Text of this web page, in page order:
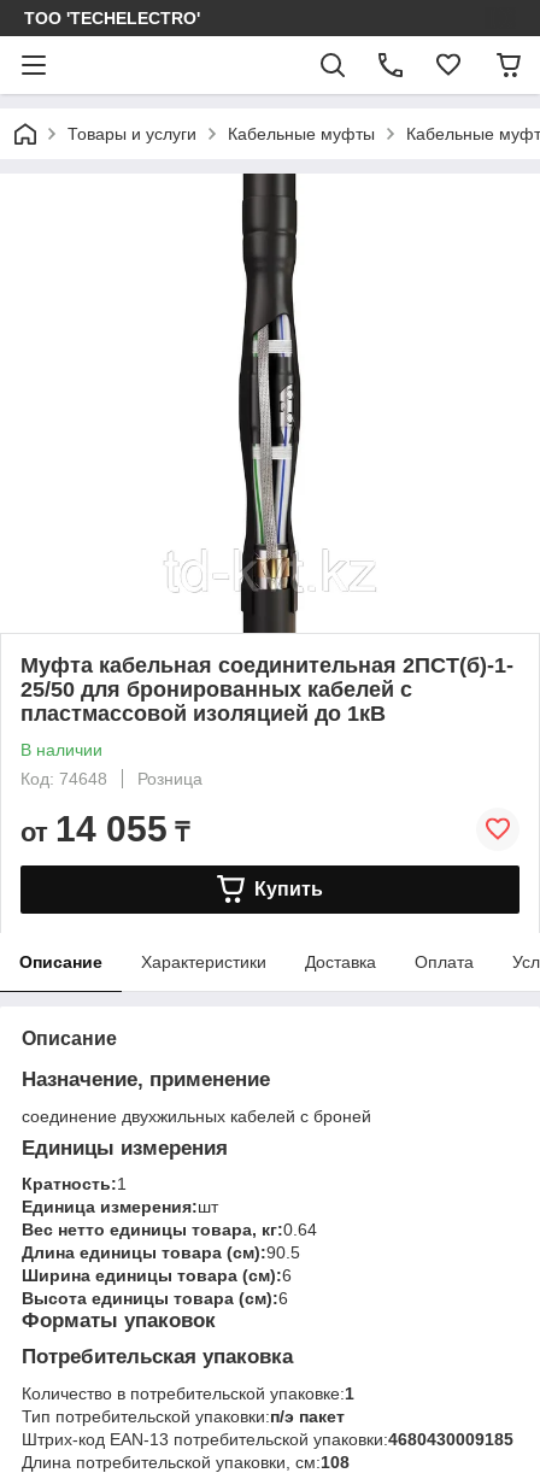
ТОО 'TECHELECTRO'
Товары и услуги Кабельные муфты Кабельные
Муфта кабельная соединительная 2ПСТ(б)-1-
25/50 для бронированных кабелей с
пластмассовой изоляцией до 1кВ
В наличии
Код: 74648
Розница
от 14 055 ₸
Купить
Описание Характеристики Доставка Оплата
Описание
Назначение, применение
соединение двухжильных кабелей с броней
Единицы измерения
Кратность:1
Единица измерения:шт
Вес нетто единицы товара, кг:0.64
Длина единицы товара (см):90.5
Ширина единицы товара (см):6
Высота единицы товара (см):6
Форматы упаковок
Потребительская упаковка
Количество в потребительской упаковке:1
Тип потребительской упаковки:п/э пакет
Штрих-код EAN-13 потребительской упаковки:4680430009185
Длина потребительской упаковки, см:108